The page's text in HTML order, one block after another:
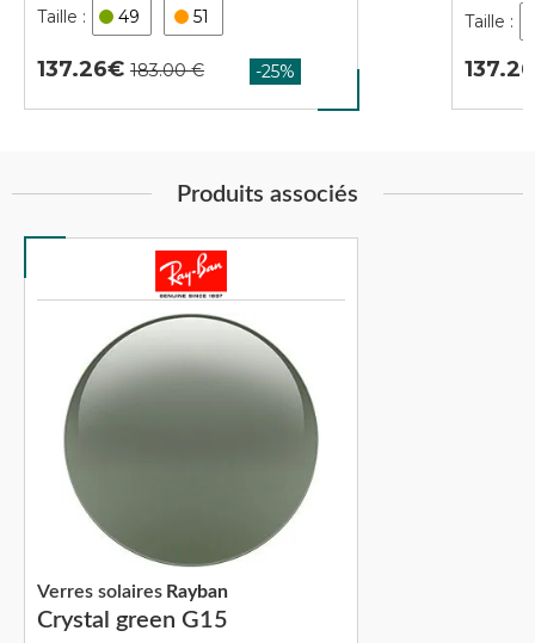
49 51
137.26 137.26
Produits associés
Crystal green G15
Verres solaires Rayban